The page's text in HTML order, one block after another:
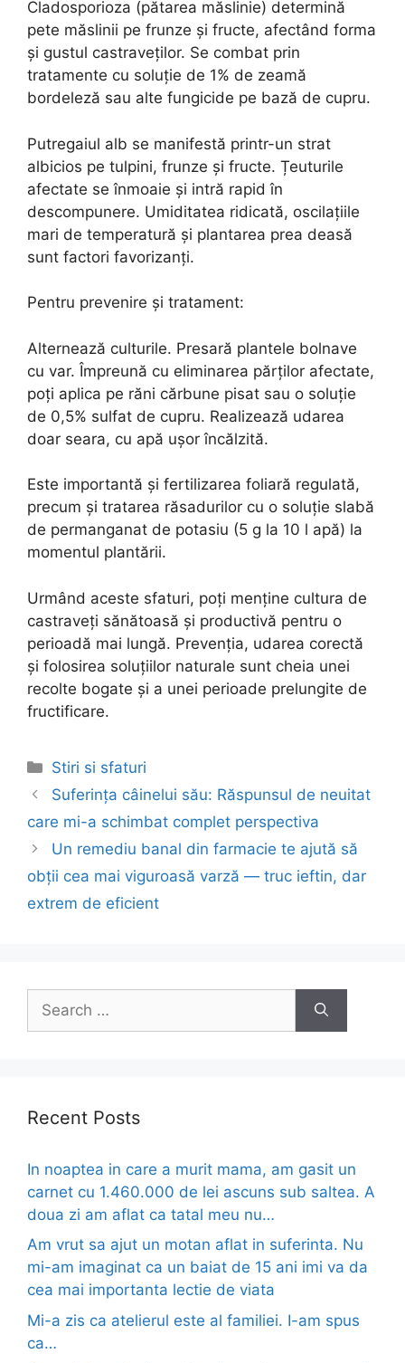
Cladosporioza (pătarea măslinie) determină
pete măslinii pe frunze și fructe, afectând forma
și gustul castraveților. Se combat prin
tratamente cu soluție de 1% de zeamă
bordeleză sau alte fungicide pe bază de cupru.
Putregaiul alb se manifestă printr-un strat
albicios pe tulpini, frunze și fructe. Țeuturile
afectate se înmoaie și intră rapid în
descompunere. Umiditatea ridicată, oscilațiile
mari de temperatură și plantarea prea deasă
sunt factori favorizanți.
Pentru prevenire și tratament:
Alternează culturile. Presară plantele bolnave
cu var. Împreună cu eliminarea părților afectate,
poți aplica pe răni cărbune pisat sau o soluție
de 0,5% sulfat de cupru. Realizează udarea
doar seara, cu apă ușor încălzită.
Este importantă și fertilizarea foliară regulată,
precum și tratarea răsadurilor cu o soluție slabă
de permanganat de potasiu (5 g la 10 l apă) la
momentul plantării.
Urmând aceste sfaturi, poți menține cultura de
castraveți sănătoasă și productivă pentru o
perioadă mai lungă. Prevenția, udarea corectă
și folosirea soluțiilor naturale sunt cheia unei
recolte bogate și a unei perioade prelungite de
fructificare.
Categories
Stiri si sfaturi
Post
navigation
Suferința câinelui său: Răspunsul de neuitat
care mi-a schimbat complet perspectiva
Un remediu banal din farmacie te ajută să
obții cea mai viguroasă varză — truc ieftin, dar
extrem de eficient
for:
Recent Posts
In noaptea in care a murit mama, am gasit un
carnet cu 1.460.000 de lei ascuns sub saltea. A
doua zi am aflat ca tatal meu nu…
Am vrut sa ajut un motan aflat in suferinta. Nu
mi-am imaginat ca un baiat de 15 ani imi va da
cea mai importanta lectie de viata
Mi-a zis ca atelierul este al familiei. I-am spus
ca…